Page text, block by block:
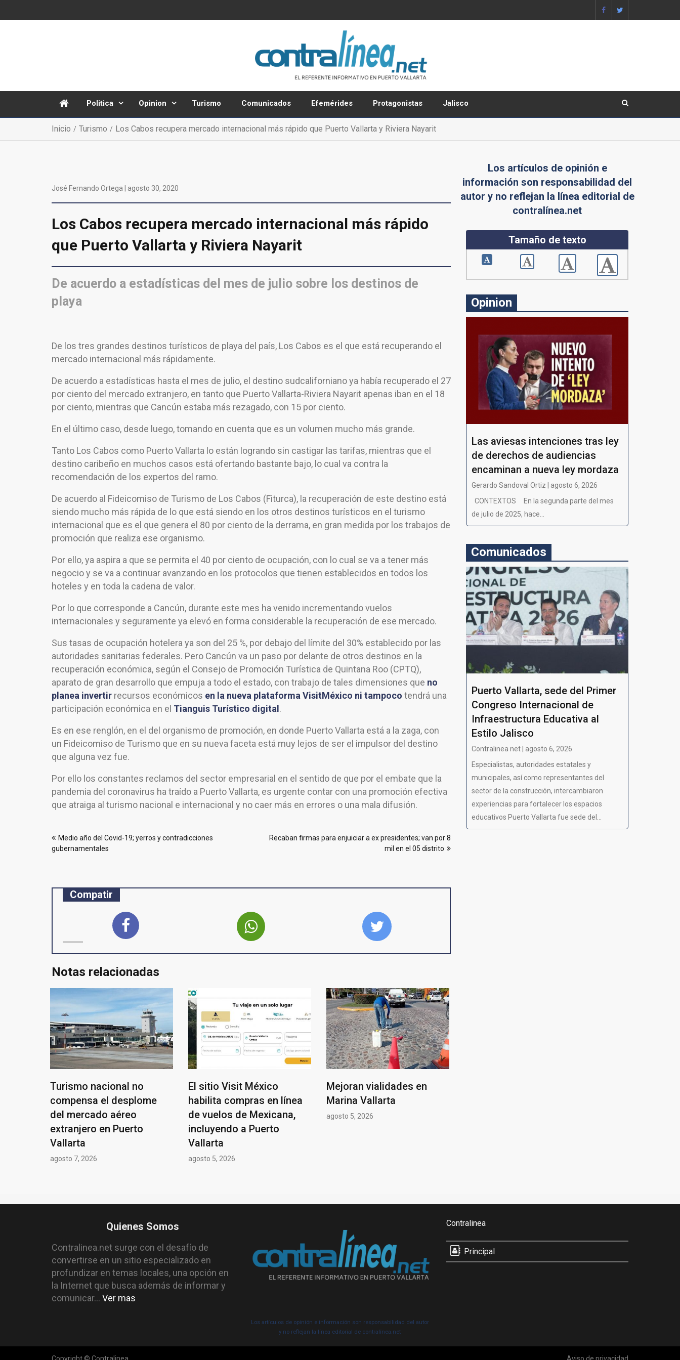
Politica Opinion Turismo Comunicados Efemérides Protagonistas Jalisco
Inicio Turismo Los Cabos recupera mercado internacional más rápido que Puerto Vallarta y Riviera Nayarit
José Fernando Ortega | agosto 30, 2020
Los Cabos recupera mercado internacional más rápido
que Puerto Vallarta y Riviera Nayarit
De acuerdo a estadísticas del mes de julio sobre los destinos de
playa
De los tres grandes destinos turísticos de playa del país, Los Cabos es el que está recuperando el
mercado internacional más rápidamente.
De acuerdo a estadísticas hasta el mes de julio, el destino sudcaliforniano ya había recuperado el 27
por ciento del mercado extranjero, en tanto que Puerto Vallarta-Riviera Nayarit apenas iban en el 18
por ciento, mientras que Cancún estaba más rezagado, con 15 por ciento.
En el último caso, desde luego, tomando en cuenta que es un volumen mucho más grande.
Tanto Los Cabos como Puerto Vallarta lo están logrando sin castigar las tarifas, mientras que el
destino caribeño en muchos casos está ofertando bastante bajo, lo cual va contra la
recomendación de los expertos del ramo.
De acuerdo al Fideicomiso de Turismo de Los Cabos (Fiturca), la recuperación de este destino está
siendo mucho más rápida de lo que está siendo en los otros destinos turísticos en el turismo
internacional que es el que genera el 80 por ciento de la derrama, en gran medida por los trabajos de
promoción que realiza ese organismo.
Por ello, ya aspira a que se permita el 40 por ciento de ocupación, con lo cual se va a tener más
negocio y se va a continuar avanzando en los protocolos que tienen establecidos en todos los
hoteles y en toda la cadena de valor.
Por lo que corresponde a Cancún, durante este mes ha venido incrementando vuelos
internacionales y seguramente ya elevó en forma considerable la recuperación de ese mercado.
Sus tasas de ocupación hotelera ya son del 25 %, por debajo del límite del 30% establecido por las
autoridades sanitarias federales. Pero Cancún va un paso por delante de otros destinos en la
recuperación económica, según el Consejo de Promoción Turística de Quintana Roo (CPTQ),
aparato de gran desarrollo que empuja a todo el estado, con trabajo de tales dimensiones que no
planea invertir recursos económicos en la nueva plataforma VisitMéxico ni tampoco tendrá una
participación económica en el Tianguis Turístico digital .
Es en ese renglón, en el del organismo de promoción, en donde Puerto Vallarta está a la zaga, con
un Fideicomiso de Turismo que en su nueva faceta está muy lejos de ser el impulsor del destino
que alguna vez fue.
Por ello los constantes reclamos del sector empresarial en el sentido de que por el embate que la
pandemia del coronavirus ha traído a Puerto Vallarta, es urgente contar con una promoción efectiva
que atraiga al turismo nacional e internacional y no caer más en errores o una mala difusión.
deMedio año del Covid-19; yerros y contradicciones
gubernamentales
Recaban firmas para enjuiciar a ex presidentes; van por 8
mil en el 05 distrito
Compatir
Notas relacionadas
Turismo nacional no
compensa el desplome
del mercado aéreo
extranjero en Puerto
Vallarta
agosto 7, 2026
El sitio Visit México
habilita compras en línea
de vuelos de Mexicana,
incluyendo a Puerto
Vallarta
agosto 5, 2026
Mejoran vialidades en
Marina Vallarta
agosto 5, 2026
Los artículos de opinión e
información son responsabilidad del
autor y no reflejan la línea editorial de
contralínea.net
Tamaño de texto
Opinion
Las aviesas intenciones tras ley
de derechos de audiencias
encaminan a nueva ley mordaza
Gerardo Sandoval Ortiz | agosto 6, 2026
CONTEXTOS En la segunda parte del mes
de julio de 2025, hace...
Comunicados
Puerto Vallarta, sede del Primer
Congreso Internacional de
Infraestructura Educativa al
Estilo Jalisco
Contralinea net | agosto 6, 2026
Especialistas, autoridades estatales y
municipales, así como representantes del
sector de la construcción, intercambiaron
experiencias para fortalecer los espacios
educativos Puerto Vallarta fue sede del...
Quienes Somos
Contralinea.net surge con el desafío de
convertirse en un sitio especializado en
profundizar en temas locales, una opción en
la Internet que busca además de informar y
comunicar... Ver mas
Los artículos de opinión e información son responsabilidad del autor
y no reflejan la línea editorial de contralínea.net
Contralinea
Principal